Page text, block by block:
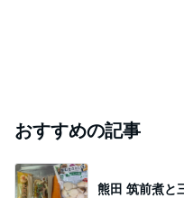
おすすめの記事
熊田 筑前煮と